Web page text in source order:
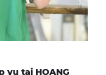
vụ tại HOANG